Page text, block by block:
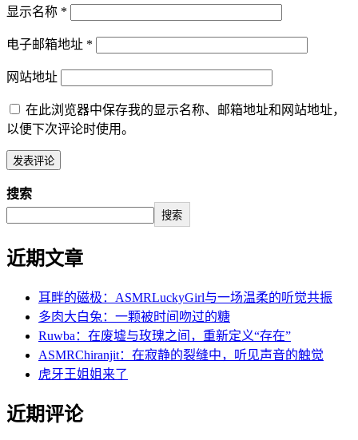
显示名称 *
电子邮箱地址 *
网站地址
在此浏览器中保存我的显示名称、邮箱地址和网站地址，
以便下次评论时使用。
搜索
搜索
近期文章
耳畔的磁极：ASMRLuckyGirl与一场温柔的听觉共振
多肉大白兔：一颗被时间吻过的糖
Ruwba：在废墟与玫瑰之间，重新定义“存在”
ASMRChiranjit：在寂静的裂缝中，听见声音的触觉
虎牙王姐姐来了
近期评论